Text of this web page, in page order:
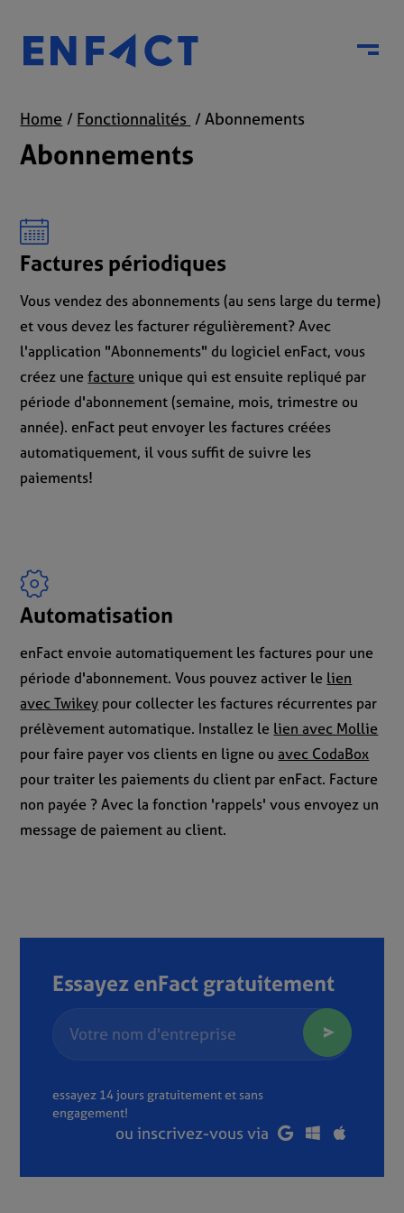
Menu
Home Fonctionnalités Abonnements
Abonnements
Factures périodiques
Vous vendez des abonnements (au sens large du terme)
et vous devez les facturer régulièrement? Avec
l'application "Abonnements" du logiciel enFact, vous
créez unefacture unique qui est ensuite repliqué par
période d'abonnement (semaine, mois, trimestre ou
année). enFact peut envoyer les factures créées
automatiquement, il vous suffit de suivre les
paiements!
Automatisation
enFact envoie automatiquement les factures pour une
période d'abonnement. Vous pouvez activer le lien
avec Twikey pour collecter les factures récurrentes par
prélèvement automatique. Installez le lien avec Mollie
pour faire payer vos clients en ligne ouavec CodaBox
pour traiter les paiements du client par enFact. Facture
non payée ? Avec la fonction 'rappels' vous envoyez un
message de paiement au client.
Essayez enFact gratuitement
essayez 14 jours gratuitement et sans
engagement!
ou inscrivez-vous via